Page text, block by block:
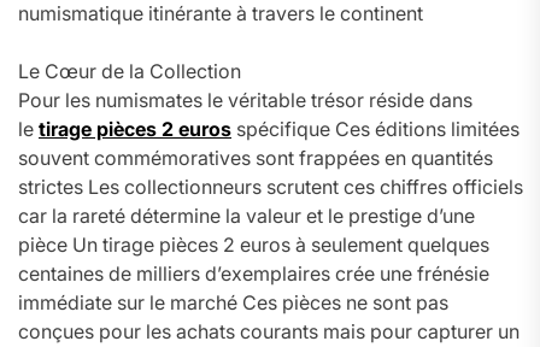
numismatique itinérante à travers le continent
Le Cœur de la Collection
Pour les numismates le véritable trésor réside dans
le tirage pièces 2 euros spécifique Ces éditions limitées
souvent commémoratives sont frappées en quantités
strictes Les collectionneurs scrutent ces chiffres officiels
car la rareté détermine la valeur et le prestige d’une
pièce Un tirage pièces 2 euros à seulement quelques
centaines de milliers d’exemplaires crée une frénésie
immédiate sur le marché Ces pièces ne sont pas
conçues pour les achats courants mais pour capturer un